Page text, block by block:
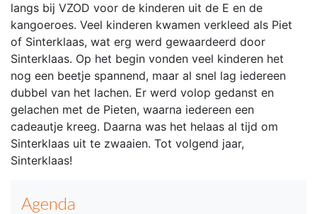
langs bij VZOD voor de kinderen uit de E en de
kangoeroes. Veel kinderen kwamen verkleed als Piet
of Sinterklaas, wat erg werd gewaardeerd door
Sinterklaas. Op het begin vonden veel kinderen het
nog een beetje spannend, maar al snel lag iedereen
dubbel van het lachen. Er werd volop gedanst en
gelachen met de Pieten, waarna iedereen een
cadeautje kreeg. Daarna was het helaas al tijd om
Sinterklaas uit te zwaaien. Tot volgend jaar,
Sinterklaas!
Agenda